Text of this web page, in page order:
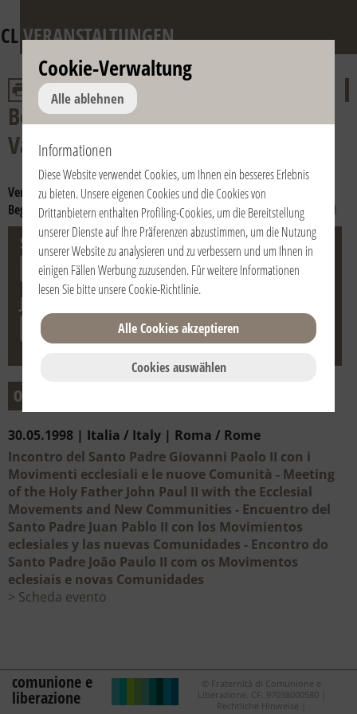
CLVERANSTALTUNGEN
Begegnungen mit dem Heiligen
Vater
Veranstaltung: Begegnungen mit Franziskus
Begegnungen mit Benedikt XVI Begegnungen mit Johannes Paul II
Stadt Land
Jahr
05
30.05.1998 | Italia / Italy | Roma / Rome
Incontro del Santo Padre Giovanni Paolo II con i
Movimenti ecclesiali e le nuove Comunità - Meeting
of the Holy Father John Paul II with the Ecclesial
Movements and New Communities - Encuentro del
Santo Padre Juan Pablo II con los Movimientos
eclesiales y las nuevas Comunidades - Encontro do
Santo Padre João Paulo II com os Movimentos
eclesiais e novas Comunidades
Scheda evento
comunione e
liberazione
© Fraternità di Comunione e
Liberazione. CF. 97038000580 |
Rechtliche Hinweise
Cookie-Verwaltung
Alle ablehnen
Informationen
Diese Website verwendet Cookies, um Ihnen ein besseres Erlebnis
zu bieten. Unsere eigenen Cookies und die Cookies von
Drittanbietern enthalten Profiling-Cookies, um die Bereitstellung
unserer Dienste auf Ihre Präferenzen abzustimmen, um die Nutzung
unserer Website zu analysieren und zu verbessern und um Ihnen in
einigen Fällen Werbung zuzusenden. Für weitere Informationen
lesen Sie bitte unsereCookie-Richtlinie.
Cookies auswählen
Alle Cookies akzeptieren